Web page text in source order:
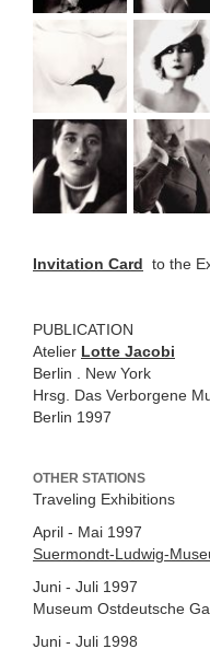
Invitation Card to the
PUBLICATION
Atelier Lotte Jacobi
Berlin . New York
Hrsg. Das Verborgene
Berlin 1997
OTHER STATIONS
Traveling Exhibitions
April - Mai 1997
Suermondt-Ludwig-
Juni - Juli 1997
Museum Ostdeutsche
Juni - Juli 1998